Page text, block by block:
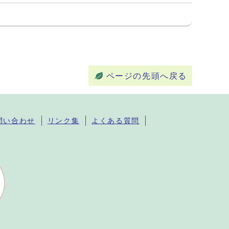
ページの先頭へ戻る
い合わせ リンク集 よくある質問